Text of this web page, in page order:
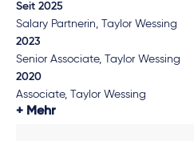
Seit 2025
Salary Partnerin, Taylor Wessing
2023
Senior Associate, Taylor Wessing
2020
Associate, Taylor Wessing
Mehr